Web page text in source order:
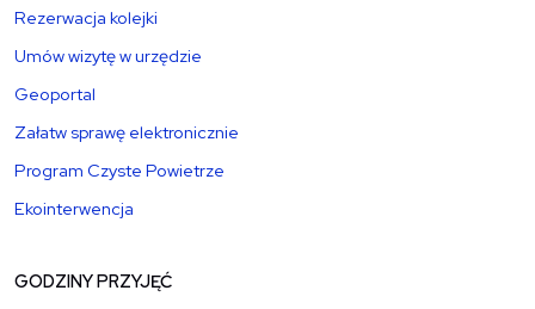
Rezerwacja kolejki
Umów wizytę w urzędzie
Geoportal
Załatw sprawę elektronicznie
Program Czyste Powietrze
Ekointerwencja
GODZINY PRZYJĘĆ